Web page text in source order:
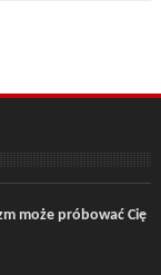
może próbować Cię